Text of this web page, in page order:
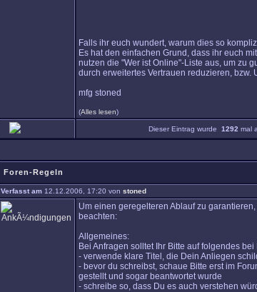
Falls ihr euch wundert, warum dies so
Es hat den einfachen Grund, dass ihr euch
nutzen die "Wer ist Online"-Liste aus, um zu
durch erweitertes Vertrauen reduzieren,
mfg stoned
(Alles lesen)
Dieser Eintrag wurde 1292 mal
Foren-Regeln
Verfasst am 12.12.2006, 17:20 von stoned
Um einen geregelteren Ablauf zu
beachten:
Allgemeines:
Bei Anfragen solltet Ihr Bitte auf folgendes
- verwende klare Titel, die Dein Anliegen
- bevor du schreibst, schaue Bitte erst im
gestellt und sogar beantwortet wurde
- schreibe so, dass Du es auch verstehen